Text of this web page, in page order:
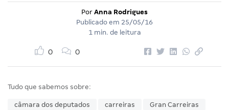
Por Anna Rodrigues
Publicado em 25/05/16
1 min. de leitura
0 0
Tudo que sabemos sobre:
câmara dos deputados carreiras
Gran Carreiras